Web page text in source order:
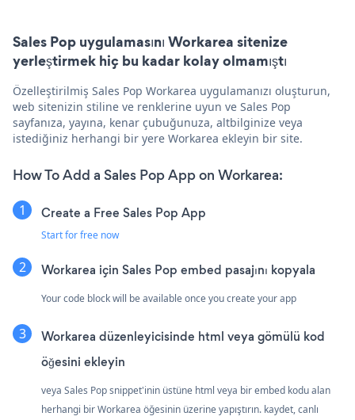
Sales Pop uygulamasını Workarea sitenize
yerleştirmek hiç bu kadar kolay olmamıştı
Özelleştirilmiş Sales Pop Workarea uygulamanızı oluşturun,
web sitenizin stiline ve renklerine uyun ve Sales Pop
sayfanıza, yayına, kenar çubuğunuza, altbilginize veya
istediğiniz herhangi bir yere Workarea ekleyin bir site.
How To Add a Sales Pop App on Workarea:
Create a Free Sales Pop App
Start for free now
Workarea için Sales Pop embed pasajını kopyala
Your code block will be available once you create your app
Workarea düzenleyicisinde html veya gömülü kod
öğesini ekleyin
veya Sales Pop snippet'inin üstüne html veya bir embed kodu alan
herhangi bir Workarea öğesinin üzerine yapıştırın. kaydet, canlı